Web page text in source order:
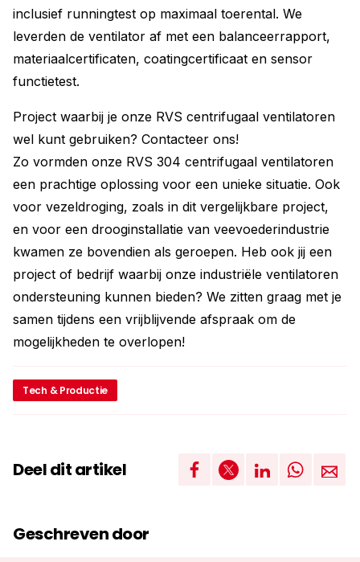
inclusief runningtest op maximaal toerental. We
leverden de ventilator af met een balanceerrapport,
materiaalcertificaten, coatingcertificaat en sensor
functietest.
Project waarbij je onze RVS centrifugaal ventilatoren
wel kunt gebruiken? Contacteer ons!
Zo vormden onze RVS 304 centrifugaal ventilatoren
een prachtige oplossing voor een unieke situatie. Ook
voor vezeldroging, zoals in dit vergelijkbare project,
en voor een drooginstallatie van veevoederindustrie
kwamen ze bovendien als geroepen. Heb ook jij een
project of bedrijf waarbij onze industriële ventilatoren
ondersteuning kunnen bieden? We zitten graag met je
samen tijdens een vrijblijvende afspraak om de
mogelijkheden te overlopen!
Tech & Productie
Deel dit artikel
Geschreven door